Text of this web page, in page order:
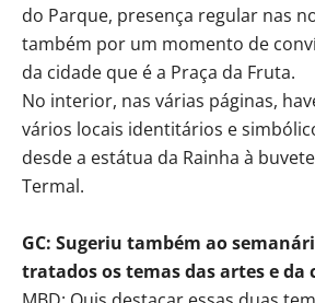
do Parque, presença regular nas
também por um momento de
da cidade que é a Praça da Fruta.
No interior, nas várias páginas,
vários locais identitários e
desde a estátua da Rainha à
Termal.
GC: Sugeriu também ao
tratados os temas das artes e da